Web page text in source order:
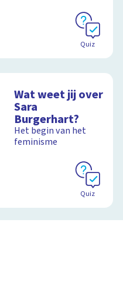
Quiz
Wat weet jij over
Sara
Burgerhart?
Het begin van het
feminisme
Quiz